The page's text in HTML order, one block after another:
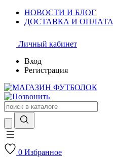
НОВОСТИ И БЛОГ
ДОСТАВКА И ОПЛАТА
Личный кабинет
Вход
Регистрация
0 Избранное